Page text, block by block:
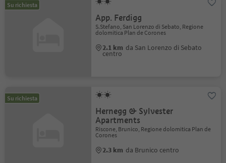
Su richiesta
App. Ferdigg
S.Stefano, San Lorenzo di Sebato, Regione
dolomitica Plan de Corones
2.1 km da San Lorenzo di Sebato
centro
Su richiesta
Hernegg & Sylvester
Apartments
Riscone, Brunico, Regione dolomitica Plan de
Corones
2.3 km da Brunico centro